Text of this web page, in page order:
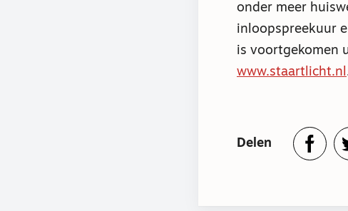
onder meer
inloopspreekuur
is voortgekomen
www.staartlicht.nl
Delen